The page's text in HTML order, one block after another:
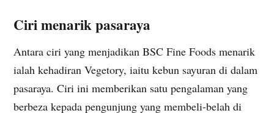
Ciri menarik pasaraya
Antara ciri yang menjadikan BSC Fine Foods menarik
ialah kehadiran Vegetory, iaitu kebun sayuran di dalam
pasaraya. Ciri ini memberikan satu pengalaman yang
berbeza kepada pengunjung yang membeli-belah di